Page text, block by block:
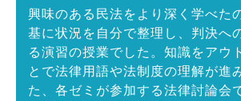
興味のある民法をより深く学べた
基に状況を自分で整理し、判決へ
る演習の授業でした。知識をアウ
とで法律用語や法制度の理解が進
た、各ゼミが参加する法律討論会